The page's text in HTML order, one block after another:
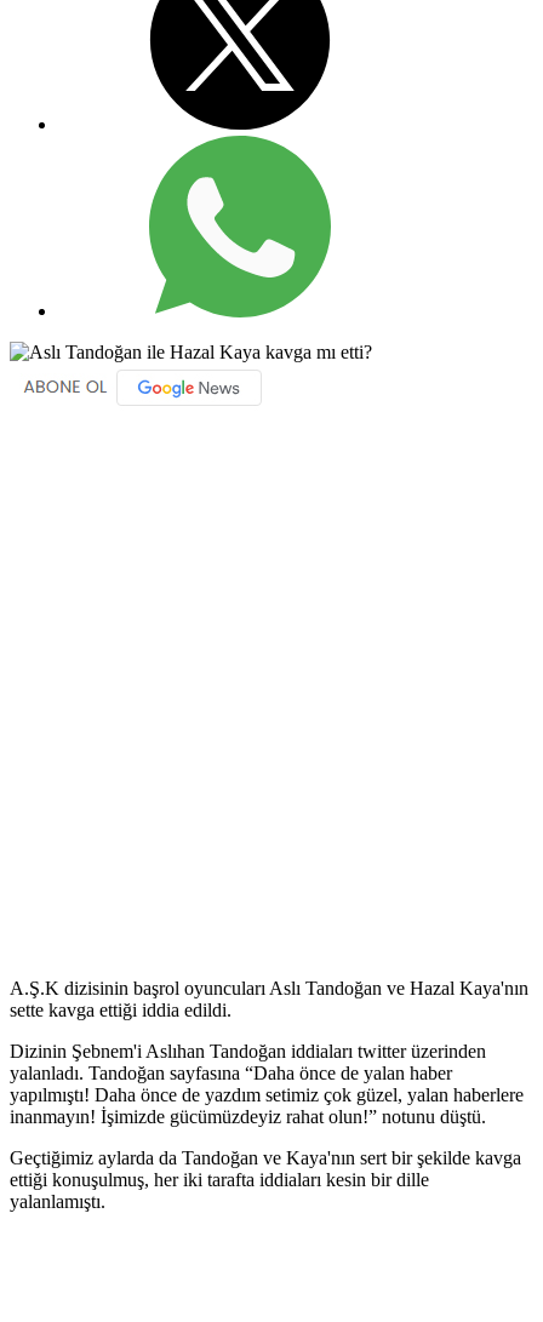
A.Ş.K dizisinin başrol oyuncuları Aslı Tandoğan ve Hazal Kaya'nın
sette kavga ettiği iddia edildi.
Dizinin Şebnem'i Aslıhan Tandoğan iddiaları twitter üzerinden
yalanladı. Tandoğan sayfasına “Daha önce de yalan haber
yapılmıştı! Daha önce de yazdım setimiz çok güzel, yalan haberlere
inanmayın! İşimizde gücümüzdeyiz rahat olun!” notunu düştü.
Geçtiğimiz aylarda da Tandoğan ve Kaya'nın sert bir şekilde kavga
ettiği konuşulmuş, her iki tarafta iddiaları kesin bir dille
yalanlamıştı.